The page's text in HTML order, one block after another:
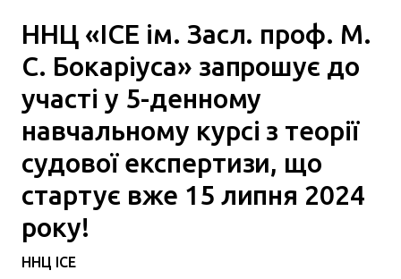
ННЦ «ІСЕ ім. Засл. проф. М.
С. Бокаріуса» запрошує до
участі у 5-денному
навчальному курсі з теорії
судової експертизи, що
стартує вже 15 липня 2024
року!
ННЦ ІСЕ